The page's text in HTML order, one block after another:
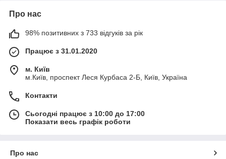
Про нас
98% позитивних з 733 відгуків за рік
Працює з 31.01.2020
м. Київ
м.Київ, проспект Леся Курбаса 2-Б, Київ, Україна
Контакти
Сьогодні працює з 10:00 до 17:00
Показати весь графік роботи
Про нас